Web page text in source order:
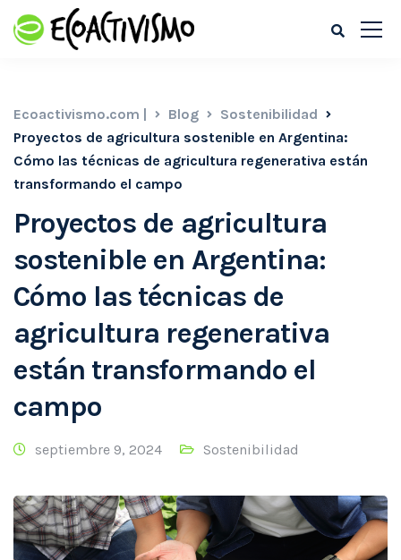
Ecoactivismo.com | Blog
Sostenibilidad
Proyectos de agricultura sostenible en Argentina:
Cómo las técnicas de agricultura regenerativa están
transformando el campo
Proyectos de agricultura
sostenible en Argentina:
Cómo las técnicas de
agricultura regenerativa
están transformando el
campo
septiembre 9, 2024 Sostenibilidad